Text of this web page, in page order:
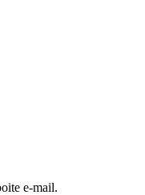
e-mail.